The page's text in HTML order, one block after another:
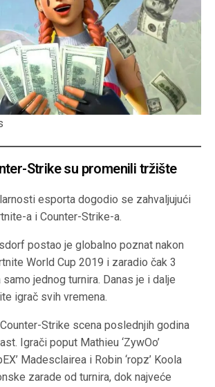
Strike su promenili tržište
esporta dogodio se zahvaljujući
a i Counter-Strike-a.
postao je globalno poznat nakon
World Cup 2019 i zaradio čak 3
jednog turnira. Danas je i dalje
igrač svih vremena.
Strike scena poslednjih godina
Igrači poput Mathieu ‘ZywOo’
Madesclairea i Robin ‘ropz’ Koola
zarade od turnira, dok najveće